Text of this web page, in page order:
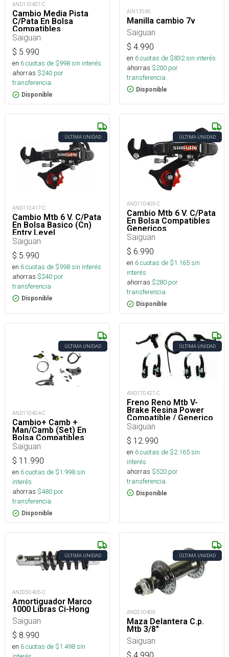
AND110407-C
Cambio Media Pista
C/Pata En Bolsa
Compatibles
Genericos 6V.
Saiguan
$ 5.990
en 6cuotas de $998sin interés
ahorras $240 por
transferencia.
Disponible
AIN13045
Manilla cambio 7v
Saiguan
$ 4.990
en 6cuotas de $832sin interés
ahorras $200 por
transferencia.
Disponible
ÚLTIMA UNIDAD
AND110417-C
Cambio Mtb 6 V. C/Pata
En Bolsa Basico (Cn)
Entry Level
Saiguan
$ 5.990
en 6cuotas de $998sin interés
ahorras $240 por
transferencia.
Disponible
ÚLTIMA UNIDAD
AND110409-C
Cambio Mtb 6 V. C/Pata
En Bolsa Compatibles
Genericos
Saiguan
$ 6.990
en 6cuotas de $1.165sin
interés
ahorras $280 por
transferencia.
Disponible
ÚLTIMA UNIDAD
AND110404-C
Cambio+ Camb +
Man/Camb (Set) En
Bolsa Compatibles
Genericos
Saiguan
$ 11.990
en 6cuotas de $1.998sin
interés
ahorras $480 por
transferencia.
Disponible
ÚLTIMA UNIDAD
AND170427-C
Freno Reno Mtb V-
Brake Resina Power
Compatible / Generico
Saiguan
$ 12.990
en 6cuotas de $2.165sin
interés
ahorras $520 por
transferencia.
Disponible
ÚLTIMA UNIDAD
AND050406-C
Amortiguador Marco
1000 Libras Ci-Hong
Saiguan
$ 8.990
en 6cuotas de $1.498sin
ÚLTIMA UNIDAD
AND210409
Maza Delantera C.p.
Mtb 3/8"
Saiguan
$ 4.990